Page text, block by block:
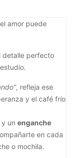
amor puede
detalle perfecto
, refleja ese
y el café frío
y un enganche
en cada
o mochila.